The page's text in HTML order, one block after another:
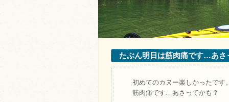
たぶん明日は筋肉痛です…あ
初めてのカヌー楽しかったです
筋肉痛です…あさってかも？